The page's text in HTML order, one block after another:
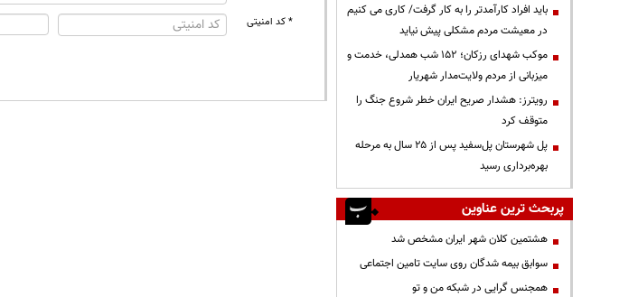
* کد امنیتی
باید افراد کارآمدتر را به کار گرفت/ کاری می کنیم
در معیشت مردم مشکلی پیش نیاید
موکب شهدای رزکان؛ ۱۵۲ شب همدلی، خدمت و
میزبانی از مردم ولایت‌مدار شهریار
رویترز: هشدار صریح ایران خطر شروع جنگ را
متوقف کرد
پل شهرستان پل‌سفید پس از ۲۵ سال به مرحله
بهره‌برداری رسید
پربحث ترین عناوین
هشتمین کلان شهر ایران مشخص شد
سوابق بیمه شدگان روی سایت تامین اجتماعی
همجنس گرایی در شبکه من و تو